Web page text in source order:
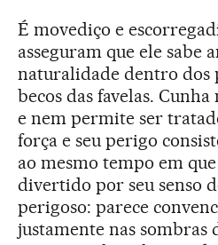
É movediço e
asseguram que ele sabe
naturalidade dentro dos
becos das favelas.
e nem permite ser
força e seu perigo
ao mesmo tempo em
divertido por seu senso
perigoso: parece
justamente nas sombras